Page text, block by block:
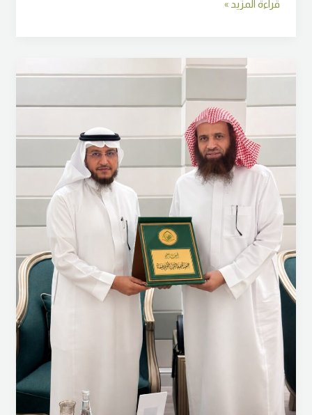
قراءة المزيد »
استمرارًا
المؤسسي
وتعزيز
التكامل
الجمعيات
القرآنية